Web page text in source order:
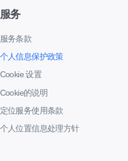
服务
服务条款
个人信息保护政策
Cookie 设置
Cookie的说明
定位服务使用条款
个人位置信息处理方针